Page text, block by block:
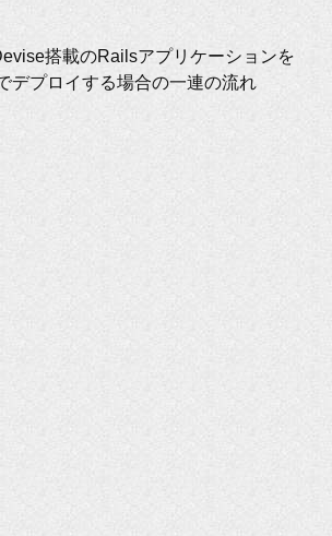
搭載のRailsアプリケーションを
デプロイする場合の一連の流れ